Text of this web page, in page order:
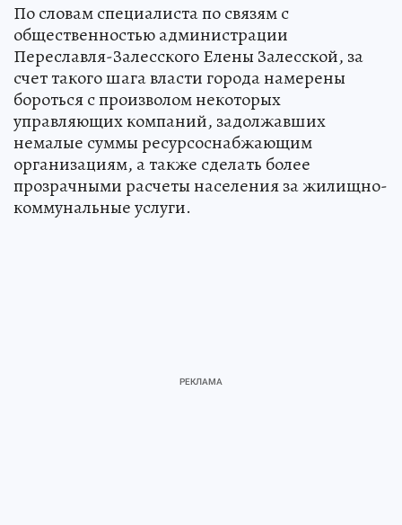
По словам специалиста по связям с
общественностью администрации
Переславля-Залесского Елены Залесской, за
счет такого шага власти города намерены
бороться с произволом некоторых
управляющих компаний, задолжавших
немалые суммы ресурсоснабжающим
организациям, а также сделать более
прозрачными расчеты населения за жилищно-
коммунальные услуги.